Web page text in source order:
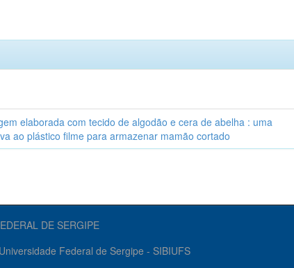
elaborada com tecido de algodão e cera de abelha : uma
ao plástico filme para armazenar mamão cortado
DE SERGIPE
Federal de Sergipe - SIBIUFS